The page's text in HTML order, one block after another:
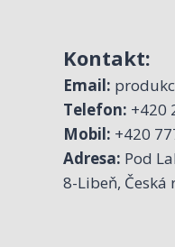
Kontakt:
Email:
Telefon: +420
Mobil: +420
Adresa: Pod
8-Libeň,